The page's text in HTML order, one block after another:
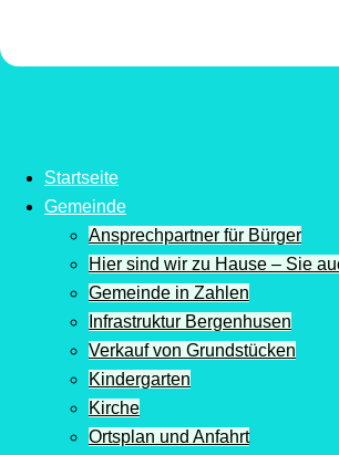
Startseite
Gemeinde
Ansprechpartner für Bürger
Hier sind wir zu Hause – Sie
Gemeinde in Zahlen
Infrastruktur Bergenhusen
Verkauf von Grundstücken
Kindergarten
Kirche
Ortsplan und Anfahrt